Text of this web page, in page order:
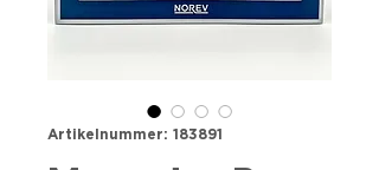
Artikelnummer: 183891